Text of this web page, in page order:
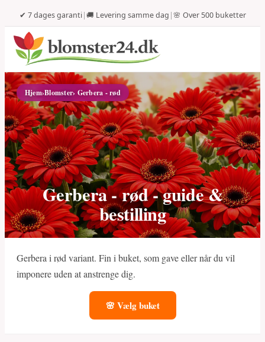
✔ 7 dages garanti|🚚 Levering samme dag |🌸 Over 500 buketter
Hjem›Blomster› Gerbera - rød
Gerbera - rød - guide &
bestilling
Gerbera i rød variant. Fin i buket, som gave eller når du vil
imponere uden at anstrenge dig.
🌸 Vælg buket